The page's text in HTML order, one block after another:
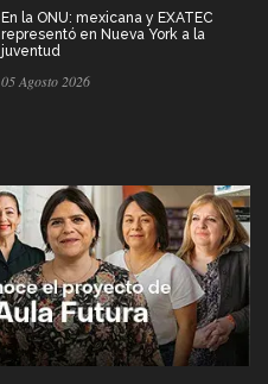
En la ONU: mexicana y EXATEC
representó en Nueva York a la
juventud
05 Agosto 2026